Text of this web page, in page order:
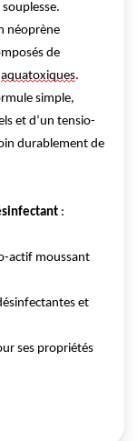
néoprène
de
aquatoxiques.
simple,
et d’un tensio-
durablement de
:
actif moussant
désinfectantes et
ses propriétés